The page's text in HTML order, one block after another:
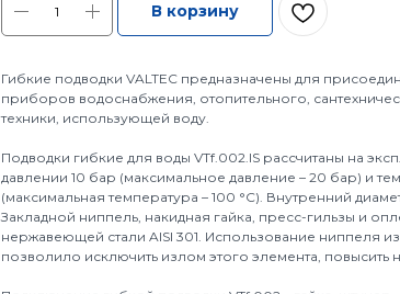
В корзину
Гибкие подводки VALTEC предназначены для
приборов водоснабжения, отопительного,
техники, использующей воду.
Подводки гибкие для воды VTf.002.IS рассчитаны на
давлении 10 бар (максимальное давление – 20 бар) и
(максимальная температура – 100 °C). Внутренний
Закладной ниппель, накидная гайка, пресс-гильзы и
нержавеющей стали AISI 301. Использование ниппеля
позволило исключить излом этого элемента, повысить